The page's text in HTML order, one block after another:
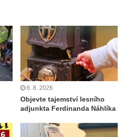
6. 8. 2026
Objevte tajemství lesního
adjunkta Ferdinanda Náhlíka